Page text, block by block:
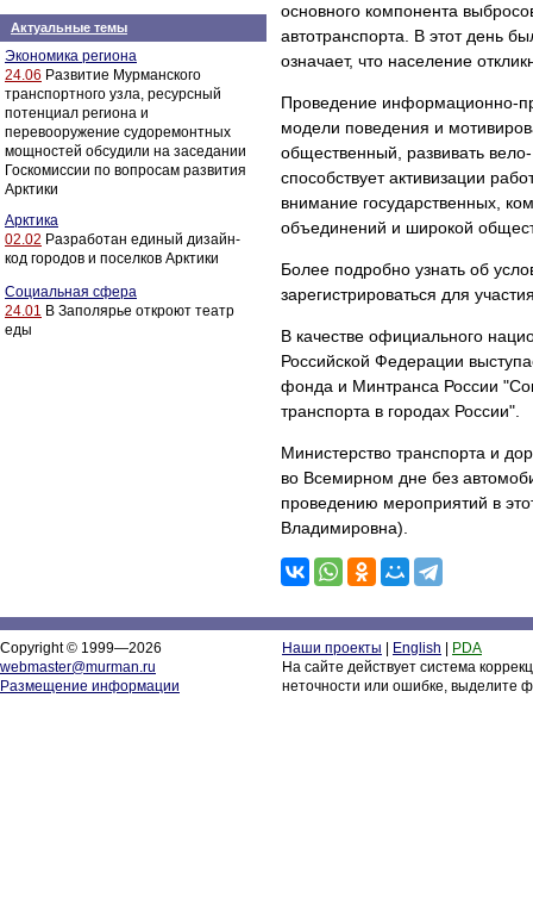
Актуальные темы
Экономика региона
24.06 Развитие Мурманского
транспортного узла, ресурсный
потенциал региона и
перевооружение судоремонтных
мощностей обсудили на заседании
Госкомиссии по вопросам развития
Арктики
Арктика
02.02 Разработан единый дизайн-
код городов и поселков Арктики
Социальная сфера
24.01 В Заполярье откроют театр
еды
основного компонента
автотранспорта. В этот день
означает, что население
Проведение информационно-
модели поведения и
общественный, развивать
способствует активизации
внимание государственных,
объединений и широкой
Более подробно узнать об
зарегистрироваться для
В качестве официального
Российской Федерации
фонда и Минтранса России
транспорта в городах России".
Министерство транспорта и
во Всемирном дне без
проведению мероприятий в
Владимировна).
Copyright © 1999—2026
webmaster@murman.ru
Размещение информации
Наши проекты English
PDA
На сайте действует система
неточности или ошибке, выделите